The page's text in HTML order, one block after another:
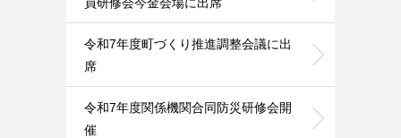
令和7年度町づくり推進調整会議に出
席
令和7年度関係機関合同防災研修会開
催